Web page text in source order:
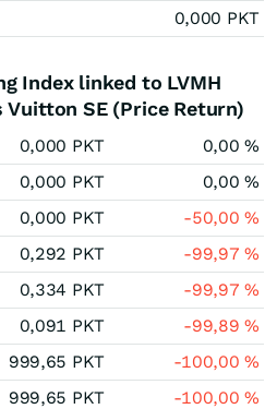
0,000 PKT
Index linked to LVMH
Vuitton SE (Price Return)
0,000 PKT 0,00%
0,000 PKT 0,00%
0,000 PKT -50,00%
0,292 PKT -99,97%
0,334 PKT -99,97%
0,091 PKT -99,89%
999,65 PKT -100,00%
999,65 PKT -100,00%